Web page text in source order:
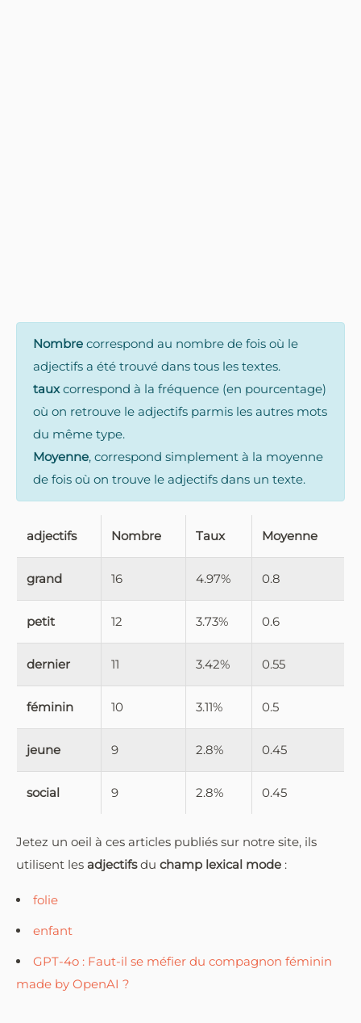
Nombre correspond au nombre de fois où le
adjectifs a été trouvé dans tous les textes.
tauxcorrespond à la fréquence (en pourcentage)
où on retrouve le adjectifs parmis les autres mots
du même type.
Moyenne, correspond simplement à la moyenne
de fois où on trouve le adjectifs dans un texte.
adjectifs Nombre Taux Moyenne
grand 16 4.97% 0.8
petit 12 3.73% 0.6
dernier 11 3.42% 0.55
féminin 10 3.11% 0.5
jeune 9 2.8% 0.45
social 9 2.8% 0.45
Jetez un oeil à ces articles publiés sur notre site, ils
utilisent les adjectifsdu champ lexical mode :
folie
enfant
GPT-4o : Faut-il se méfier du compagnon féminin
made by OpenAI ?